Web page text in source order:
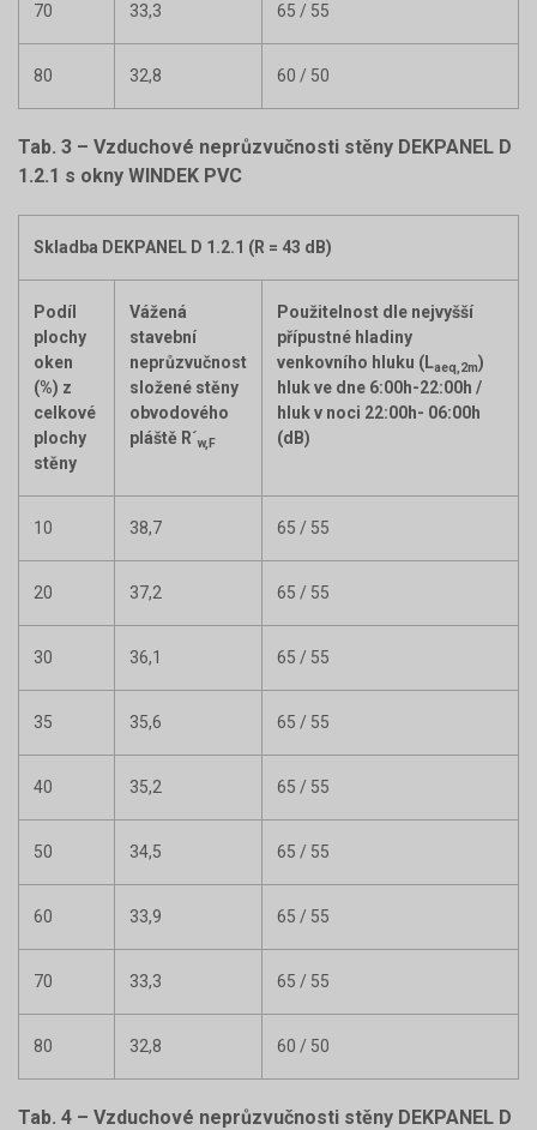
70 33,3 65 / 55
80 32,8 60 / 50
Tab. 3 – Vzduchové neprůzvučnosti stěny DEKPANEL D
1.2.1 s okny WINDEK PVC
Skladba DEKPANEL D 1.2.1 (R = 43 dB)
Podíl
plochy
oken
(%) z
celkové
plochy
stěny
Vážená
stavební
neprůzvučnost
složené stěny
obvodového
pláště R´w,F
Použitelnost dle nejvyšší
přípustné hladiny
venkovního hluku (Laeq,2m)
hluk ve dne 6:00h-22:00h /
hluk v noci 22:00h- 06:00h
(dB)
10 38,7 65 / 55
20 37,2 65 / 55
30 36,1 65 / 55
35 35,6 65 / 55
40 35,2 65 / 55
50 34,5 65 / 55
60 33,9 65 / 55
70 33,3 65 / 55
80 32,8 60 / 50
Tab. 4 – Vzduchové neprůzvučnosti stěny DEKPANEL D